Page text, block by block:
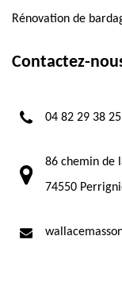
Rénovation de
Contactez-
04 82 29 38 25
86 chemin de
74550